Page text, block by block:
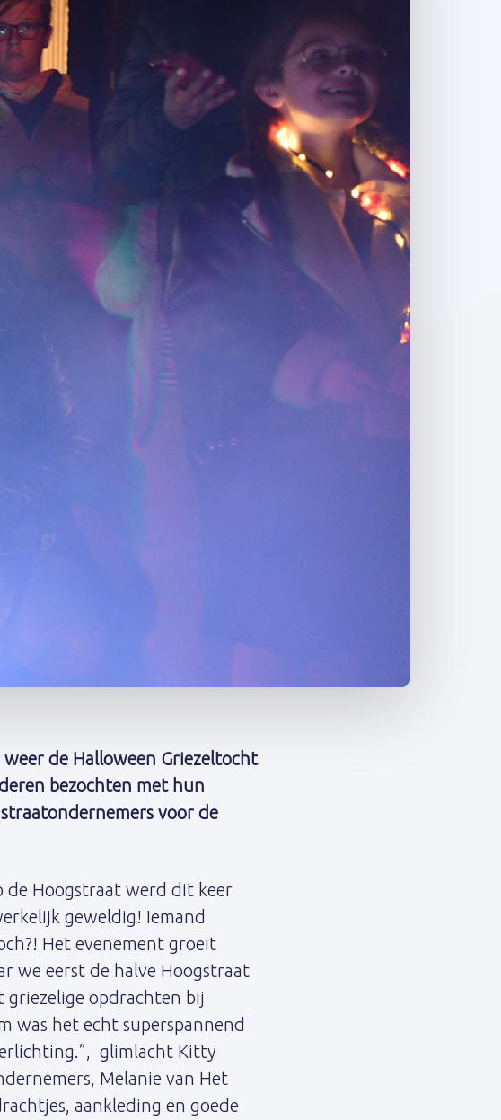
de Halloween Griezeltocht
bezochten met hun
voor de
de Hoogstraat werd dit keer
geweldig! Iemand
Het evenement groeit
we eerst de halve Hoogstraat
opdrachten bij
was het echt superspannend
glimlacht Kitty
Melanie van Het
aankleding en goede